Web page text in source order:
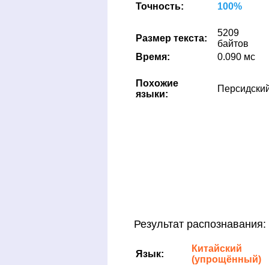
Точность:
100%
Размер текста:
5209
байтов
Время:
0.090 мс
Похожие
языки:
Результат распознавания:
Язык:
Китайский
(упрощённый)